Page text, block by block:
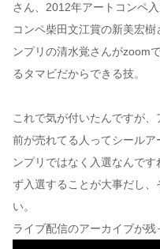
さん、2012年アートコンペ
コンペ柴田文江賞の新美宏
ンプリの清水覚さんがzoom
るタマビだからできる技。
これで気が付いたんですが
前が売れてる人ってシール
ンプリではなく入選なんで
ず入選することが大事だし
い。
ライブ配信のアーカイブが残